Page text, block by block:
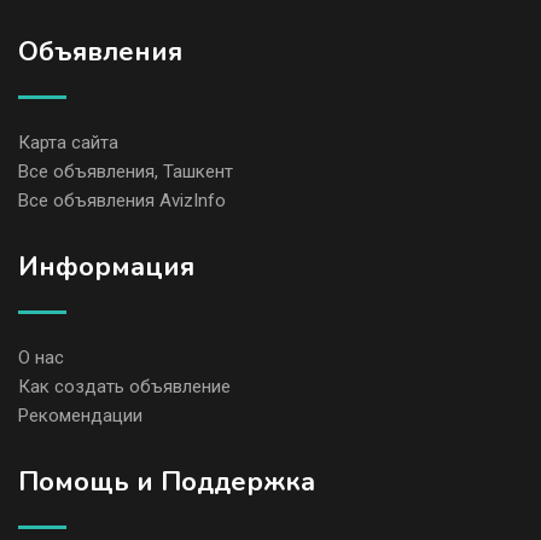
Объявления
Карта сайта
Все объявления, Ташкент
Все объявления AvizInfo
Информация
О нас
Как создать объявление
Рекомендации
Помощь и Поддержка